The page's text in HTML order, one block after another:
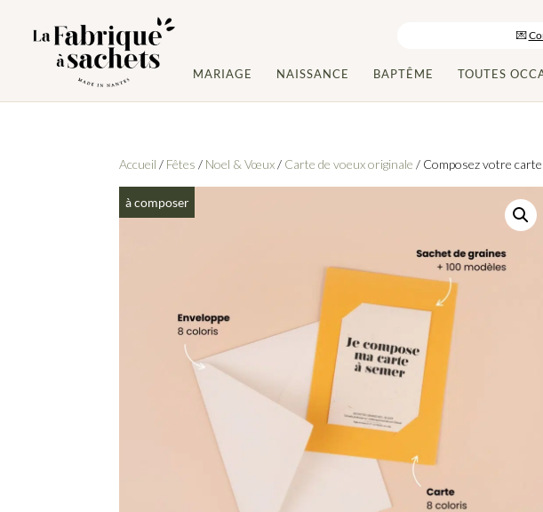
💌
MARIAGE NAISSANCE BAPTÊME TOUTES
Accueil / Fêtes / Noel & Vœux/ Carte de voeux originale / Composez votre
à composer